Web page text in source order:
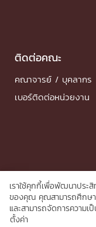
ติดต่อคณะ
คณาจารย์ / บุคลากร
เบอร์ติดต่อหน่วยงาน
© 2026 Faculty of
เราใช้คุกกี้เพื่อพัฒนาประ
ของคุณ คุณสามารถศึกษา
และสามารถจัดการความ
ตั้งค่า